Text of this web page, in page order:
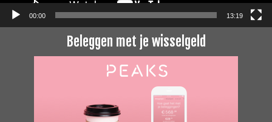
00:00 13:19
Beleggen met je wisselgeld